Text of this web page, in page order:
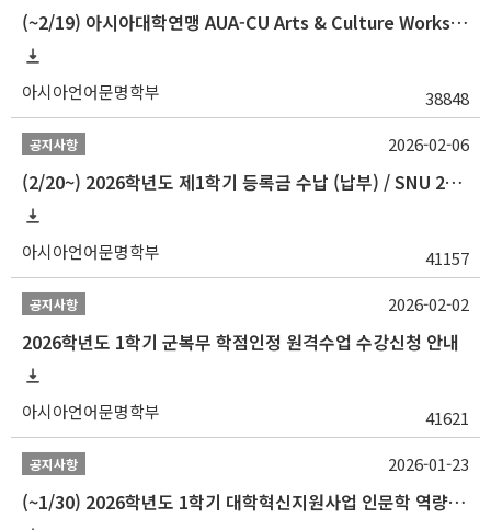
(~2/19) 아시아대학연맹 AUA-CU Arts & Culture Workshop Camp 2026 참가자 선발 안내
아시아언어문명학부 38848
공지사항
(2/20~) 2026학년도 제1학기 등록금 수납 (납부) / SNU 26-1 Tuition fee payment notice
아시아언어문명학부 41157
2026-02-06
공지사항
2026학년도 1학기 군복무 학점인정 원격수업 수강신청 안내
아시아언어문명학부 41621
2026-02-02
공지사항
(~1/30) 2026학년도 1학기 대학혁신지원사업 인문학 역량강화 학업지원금 지원 선발 안내(학·석·박사)
2026-01-23